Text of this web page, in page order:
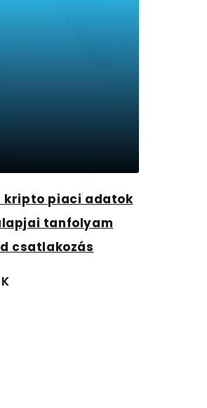
kripto piaci adatok
tanfolyam
csatlakozás